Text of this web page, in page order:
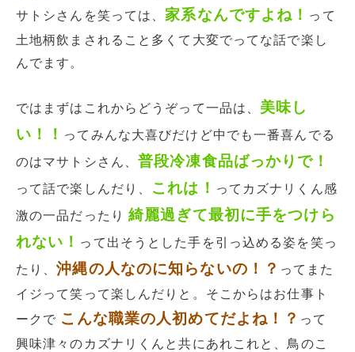
サトシさんを笑っては、家系なんですよね！ って
土地柄飲まされること多くて大変でってな話で楽し
んでます。
ではまずはこれからどうぞって一品は、 美味し
い！！ ってみんな大喜びだけど中でも一番喜んでる
のはマサトシさん、普段冷凍食品ばっかりで！
って話で楽しんだり、 これは！ ってカズナリくん感
激の一品だったり綺麗過ぎて最初に手をつけら
れない！ って出そうとした手を引っ込める姿を笑っ
たり、沖縄の人なのに知らないの！？ ってまた
イジって笑って楽しんだりと。そこからはお仕事ト
ークで こんな職業の人初めてだよね！？ って
興味津々のカズナリくんと共にあれこれと、鳥のこ